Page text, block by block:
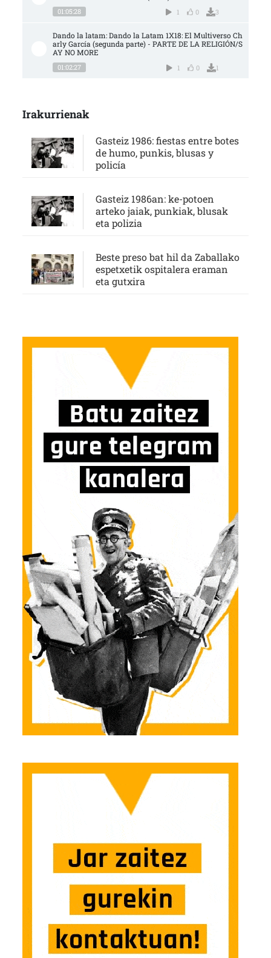
01:05:28 1 0 3
Dando la latam: Dando la Latam 1X18: El Multiverso Ch
arly García (segunda parte) - PARTE DE LA RELIGIÓN/S
AY NO MORE
01:02:27 1 0 1
Irakurrienak
Gasteiz 1986: fiestas entre botes
de humo, punkis, blusas y
policía
Gasteiz 1986an: ke-potoen
arteko jaiak, punkiak, blusak
eta polizia
Beste preso bat hil da Zaballako
espetxetik ospitalera eraman
eta gutxira